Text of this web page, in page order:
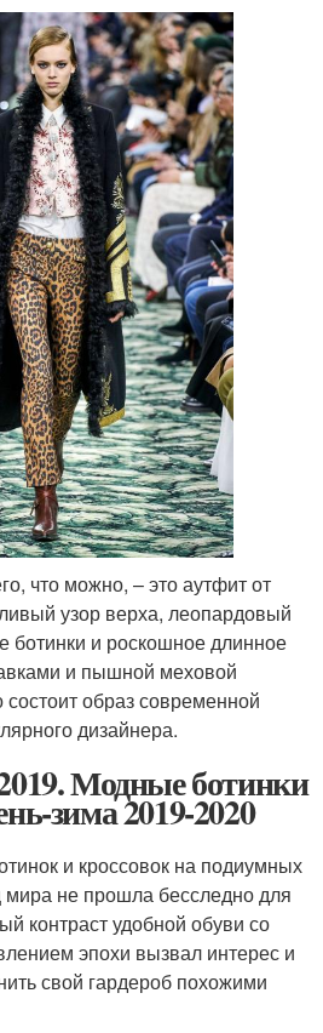
что можно, – это аутфит от
узор верха, леопардовый
ботинки и роскошное длинное
и пышной меховой
состоит образ современной
дизайнера.
Модные ботинки
зима 2019-2020
и кроссовок на подиумных
мира не прошла бесследно для
контраст удобной обуви со
эпохи вызвал интерес и
свой гардероб похожими